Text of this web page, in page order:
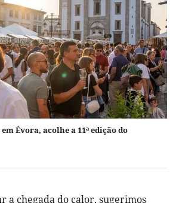
Évora, acolhe a 11ª edição do
a chegada do calor, sugerimos